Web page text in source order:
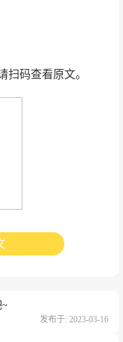
扫码查看原文。
发布于: 2023-03-16